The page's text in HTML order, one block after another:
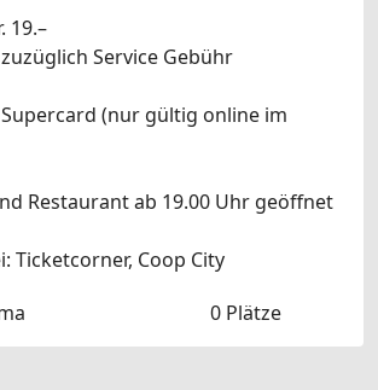
19.–
zuzüglich Service Gebühr
Supercard (nur gültig online im
Restaurant ab 19.00 Uhr geöffnet
Ticketcorner, Coop City
0 Plätze